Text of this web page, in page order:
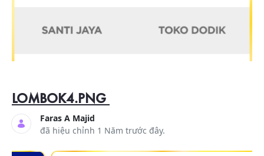
LOMBOK4.PNG
Faras A Majid
đã hiệu chỉnh 1 Năm trước đây.